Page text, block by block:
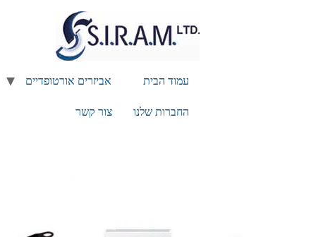
עמוד הבית אביזרים אורטופדיים
החברות שלנו צור קשר